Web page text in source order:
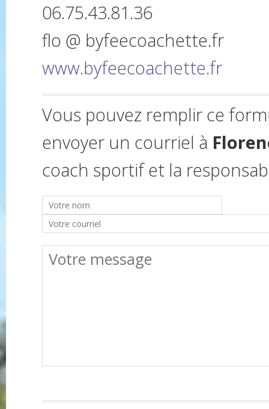
06.75.43.81.36
flo @ byfeecoachette.fr
www.byfeecoachette.fr
Vous pouvez remplir ce
envoyer un courriel à
coach sportif et la